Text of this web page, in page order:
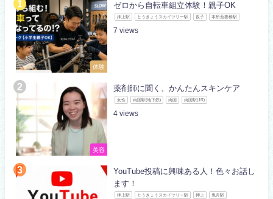
体験
ゼロから自転車組立体験！親子OK
押上駅 とうきょうスカイツリー駅 親子 本所吾妻橋駅
7
美容
薬剤師に聞く、かんたんスキンケア
女性 両国駅(地下鉄) 両国 両国駅(JR)
4
YouTube投稿に興味ある人！色々お話し
ます！
押上駅 とうきょうスカイツリー駅 押上 曳舟駅